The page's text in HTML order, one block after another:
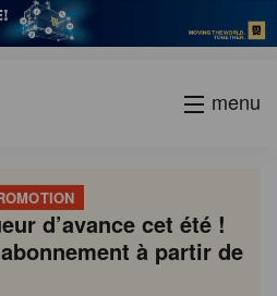
menu
d’avance cet été !
à partir de